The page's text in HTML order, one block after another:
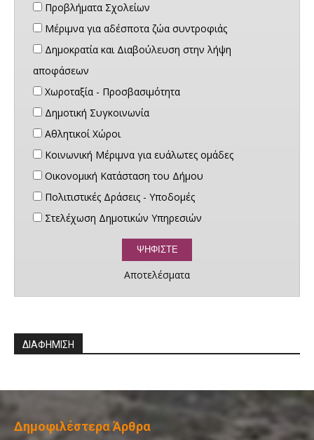
Προβλήματα Σχολείων
Μέριμνα για αδέσποτα ζώα συντροφιάς
Δημοκρατία και Διαβούλευση στην λήψη
αποφάσεων
Χωροταξία - Προσβασιμότητα
Δημοτική Συγκοινωνία
Αθλητικοί Χώροι
Κοινωνική Μέριμνα για ευάλωτες ομάδες
Οικονομική Κατάσταση του Δήμου
Πολιτιστικές Δράσεις - Υποδομές
Στελέχωση Δημοτικών Υπηρεσιών
Αποτελέσματα
ΔΙΑΦΗΜΙΣΗ
Δημοφιλέστερα Άρθρα